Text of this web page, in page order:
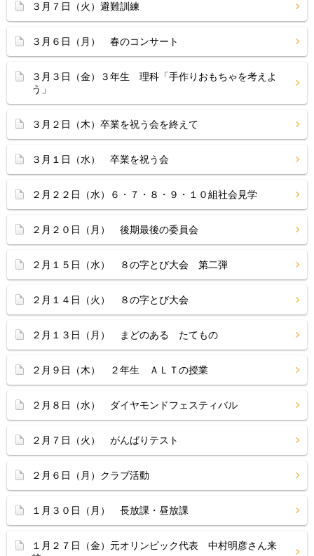
３月７日（火）避難訓練
３月６日（月） 春のコンサート
３月３日（金）３年生 理科「手作りおもちゃを考えよ
う」
３月２日（木）卒業を祝う会を終えて
３月１日（水） 卒業を祝う会
２月２２日（水）６・７・８・９・１０組社会見学
２月２０日（月） 後期最後の委員会
２月１５日（水） ８の字とび大会 第二弾
２月１４日（火） ８の字とび大会
２月１３日（月） まどのある たてもの
２月９日（木） ２年生 ＡＬＴの授業
２月８日（水） ダイヤモンドフェスティバル
２月７日（火） がんばりテスト
２月６日（月）クラブ活動
１月３０日（月） 長放課・昼放課
１月２７日（金）元オリンピック代表 中村明彦さん来